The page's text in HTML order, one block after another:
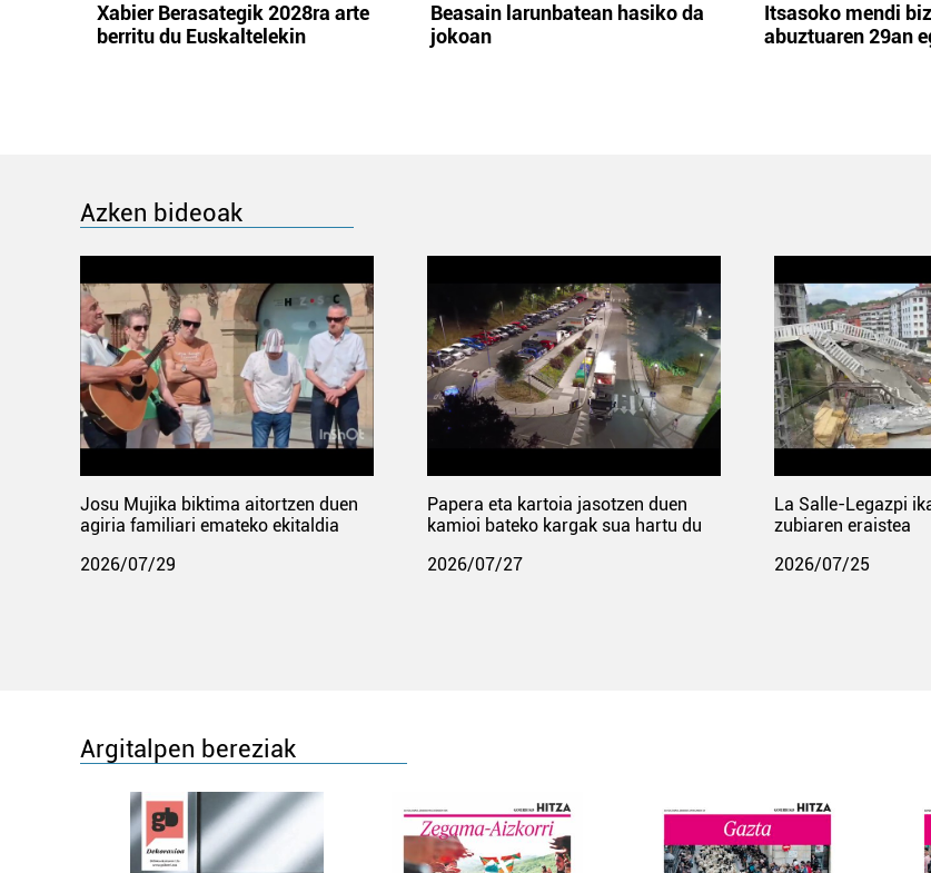
Xabier Berasategik 2028ra arte
berritu du Euskaltelekin
Beasain larunbatean hasiko da
jokoan
Itsasoko mendi
abuztuaren 29an
Azken bideoak
Josu Mujika biktima aitortzen duen
agiria familiari emateko ekitaldia
2026/07/29
Papera eta kartoia jasotzen duen
kamioi bateko kargak sua hartu du
2026/07/27
La Salle-Legazpi
zubiaren eraistea
2026/07/25
Argitalpen bereziak